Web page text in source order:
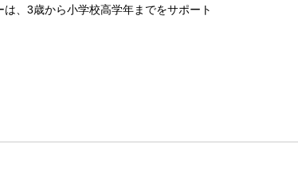
、3歳から小学校高学年までをサポート